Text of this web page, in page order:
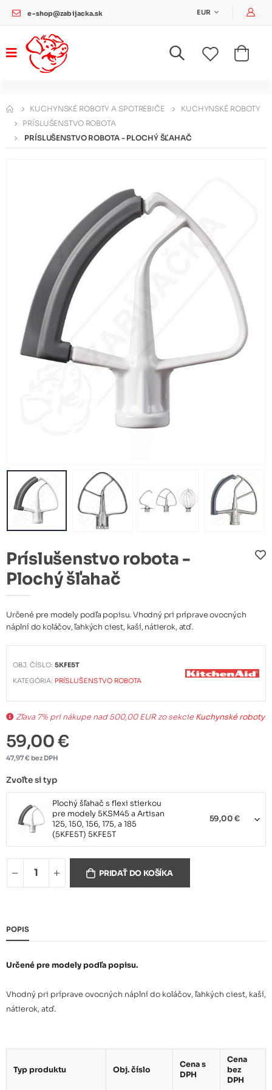
e-shop@zabijacka.sk EUR
KUCHYNSKÉ ROBOTY A SPOTREBIČE
KUCHYNSKÉ ROBOTY
PRÍSLUŠENSTVO ROBOTA
PRÍSLUŠENSTVO ROBOTA - PLOCHÝ ŠĽAHAČ
Príslušenstvo robota -
Plochý šľahač
Určené pre modely podľa popisu. Vhodný pri príprave ovocných
náplní do koláčov, ľahkých ciest, kaší, nátierok, atď.
OBJ. ČÍSLO:5KFE5T
KATEGÓRIA: PRÍSLUŠENSTVO ROBOTA
Zľava 7% pri nákupe nad 500,00 EUR zo sekcie Kuchynské roboty
59,00 €
47,97 € bez DPH
Zvoľte si typ
Plochý šľahač s flexi stierkou
pre modely 5KSM45 a Artisan
125, 150, 156, 175, a 185
(5KFE5T) 5KFE5T
59,00 €
Plochý šľahač PREMIUM
NEREZ pre modely 5KSM45 a
169,00 €
Plochý šľahač so stierkou pre
(5KFE7T) 5KFE7T
Plochý šľahač PREMIUM
5KSM7580 (5K7SFB) 5K7SFB
109,00 €
PRIDAŤ DO KOŠÍKA
POPIS
Určené pre modely podľa popisu.
Vhodný pri príprave ovocných náplní do koláčov, ľahkých ciest, kaší,
nátierok, atď.
Typ produktu Obj. číslo
Cena s
DPH
Cena
bez
DPH